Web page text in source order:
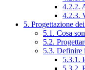
4.2.2.
4.2.3.
5. Progettazione
5.1. Cosa
5.2.
5.3. Definire
5.3.1.
5.3.2.